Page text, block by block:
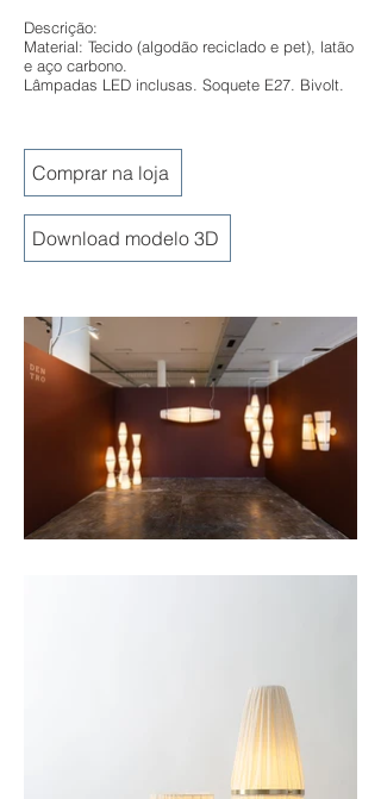
Descrição:
Material: Tecido (algodão reciclado e pet), latão
e aço carbono.
Lâmpadas LED inclusas. Soquete E27. Bivolt.
Comprar na loja
Download modelo 3D